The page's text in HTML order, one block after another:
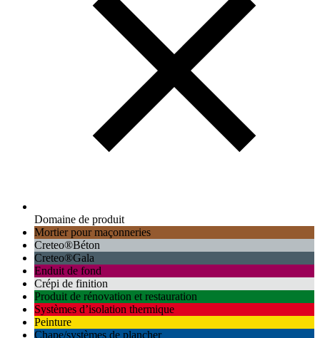
Domaine de produit
Mortier pour maçonneries
Creteo®Béton
Creteo®Gala
Enduit de fond
Crépi de finition
Produit de rénovation et restauration
Systèmes d’isolation thermique
Peinture
Chape/systèmes de plancher